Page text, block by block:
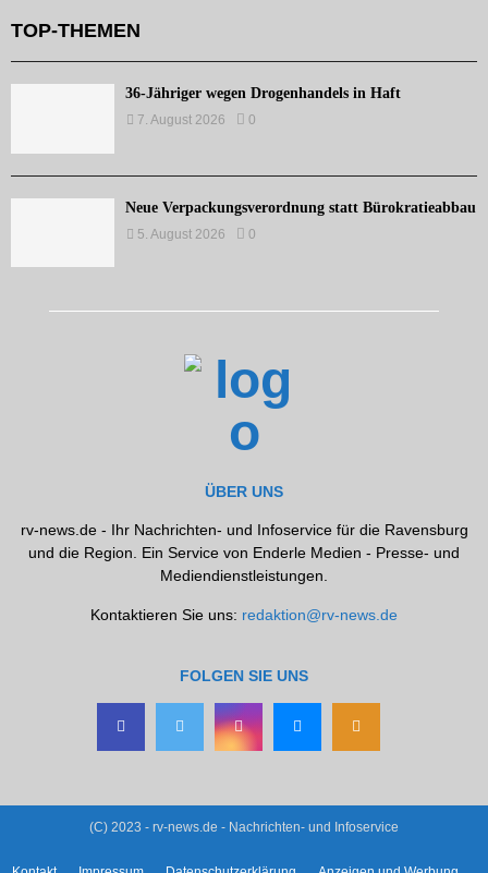
TOP-THEMEN
36-Jähriger wegen Drogenhandels in Haft
7. August 2026 0
Neue Verpackungsverordnung statt Bürokratieabbau
5. August 2026 0
ÜBER UNS
rv-news.de - Ihr Nachrichten- und Infoservice für die Ravensburg
und die Region. Ein Service von Enderle Medien - Presse- und
Mediendienstleistungen.
Kontaktieren Sie uns: redaktion@rv-news.de
FOLGEN SIE UNS
(C) 2023 - rv-news.de - Nachrichten- und Infoservice